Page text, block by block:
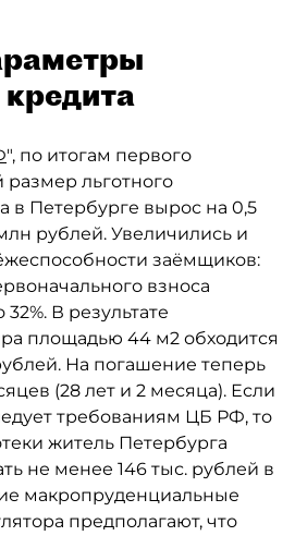
кредита
", по итогам первого
льготного
в Петербурге вырос на 0,5
рублей. Увеличились и
заёмщиков:
взноса
В результате
площадью 44 м2 обходится
На погашение теперь
(28 лет и 2 месяца). Если
требованиям ЦБ РФ, то
житель Петербурга
не менее 146 тыс. рублей в
макропруденциальные
предполагают, что